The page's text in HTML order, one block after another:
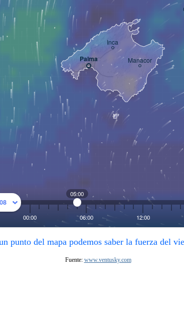
punto del mapa podemos saber la fuerza del
Fuente: www.ventusky.com